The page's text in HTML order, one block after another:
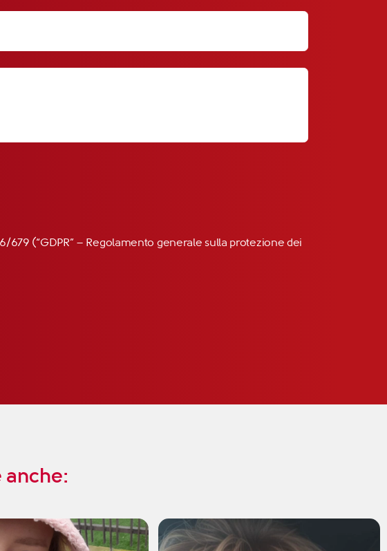
679 (“GDPR” – Regolamento generale sulla protezione dei
anche: